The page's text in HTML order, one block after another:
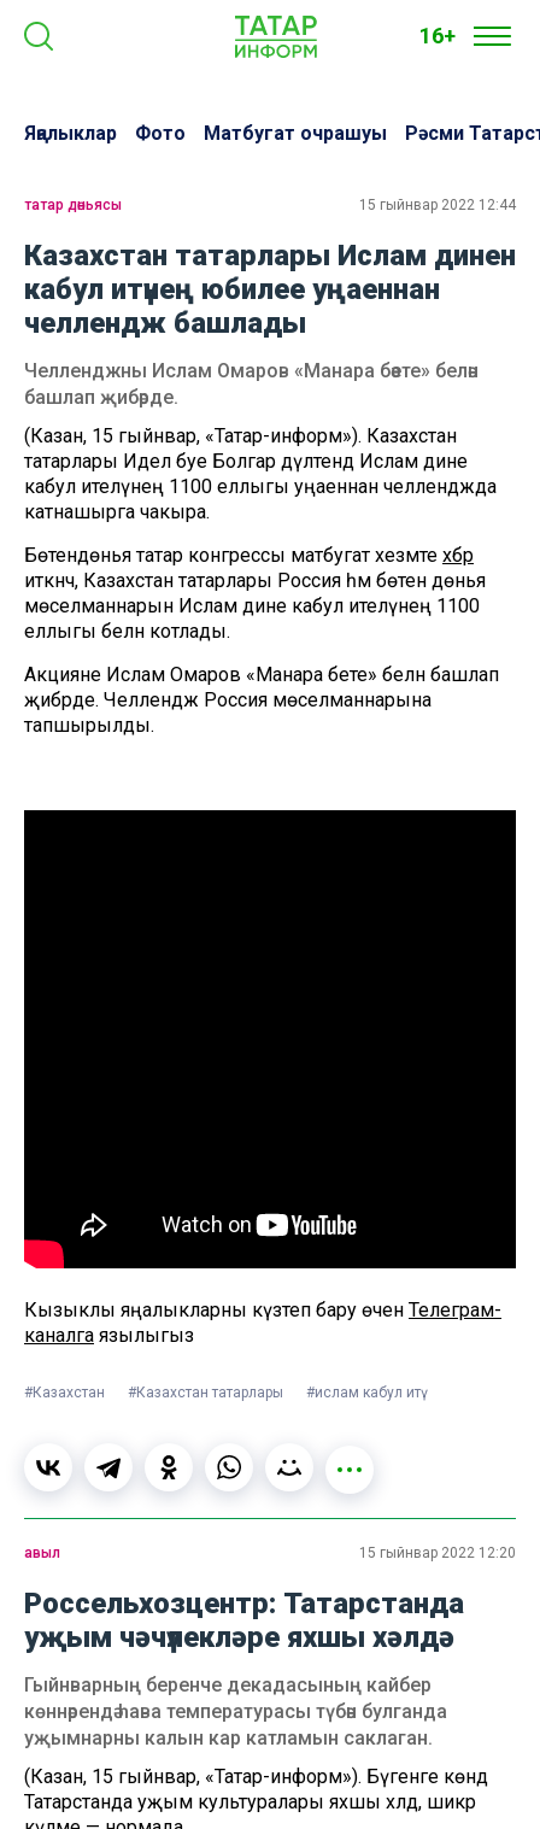
16+
Яңалыклар Фото Матбугат очрашуы Рәсми
татар дөньясы 15 гыйнвар 2022 12:44
Казахстан татарлары Ислам динен
кабул итүнең юбилее уңаеннан
челлендж башлады
Челленджны Ислам Омаров «Манара бәете» белән
башлап җибәрде.
(Казан, 15 гыйнвар, «Татар-информ»). Казахстан
татарлары Идел буе Болгар дәүләтендә Ислам дине
кабул ителүнең 1100 еллыгы уңаеннан челленджда
катнашырга чакыра.
Бөтендөнья татар конгрессы матбугат хезмәте хәбәр
иткәнчә, Казахстан татарлары Россия һәм бөтен дөнья
мөселманнарын Ислам дине кабул ителүнең 1100
еллыгы белән котлады.
Акцияне Ислам Омаров «Манара бәете» белән башлап
җибәрде. Челлендж Россия мөселманнарына
тапшырылды.
Кызыклы яңалыкларны күзәтеп бару өчен Телеграм-
каналга язылыгыз
#Казахстан #Казахстан татарлары #ислам кабул итү
авыл 15 гыйнвар 2022 12:20
Россельхозцентр: Татарстанда
уҗым чәчүлекләре яхшы хәлдә
Гыйнварның беренче декадасының кайбер
көннәрендә һава температурасы түбән булганда
уҗымнарны калын кар катламын саклаган.
(Казан, 15 гыйнвар, «Татар-информ»). Бүгенге көндә
Татарстанда уҗым культуралары яхшы хәлдә, шикәр